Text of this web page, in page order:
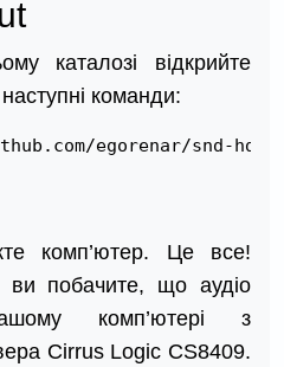
каталозі відкрийте
команди:
egorenar/snd-hda-
комп’ютер. Це все!
ви побачите, що аудіо
комп’ютері з
Cirrus Logic CS8409.